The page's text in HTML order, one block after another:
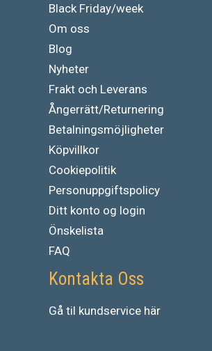
Black Friday/week
Om oss
Blog
Nyheter
Frakt och Leverans
Ångerrätt/Returnering
Betalningsmöjligheter
Köpvillkor
Cookiepolitik
Personuppgiftspolicy
Ditt konto og login
Önskelista
FAQ
Kontakta Oss
Gå til kundservice här